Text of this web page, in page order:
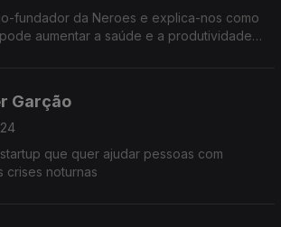
fundador da Neroes e explica-nos como
aumentar a saúde e a produtividade
Garção
que quer ajudar pessoas com
crises noturnas